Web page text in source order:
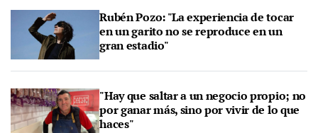
Rubén Pozo: "La experiencia de tocar
en un garito no se reproduce en un
gran estadio"
"Hay que saltar a un negocio propio; no
por ganar más, sino por vivir de lo que
haces"